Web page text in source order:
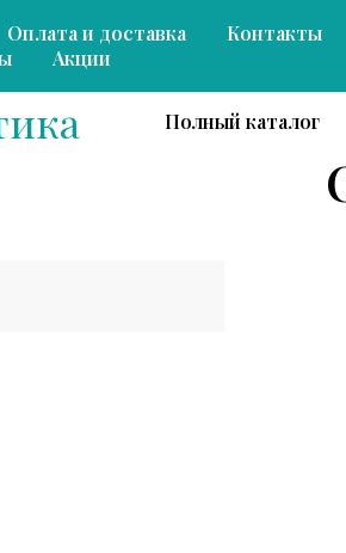
Оплата и доставка
Контакты
Акции
Полный каталог